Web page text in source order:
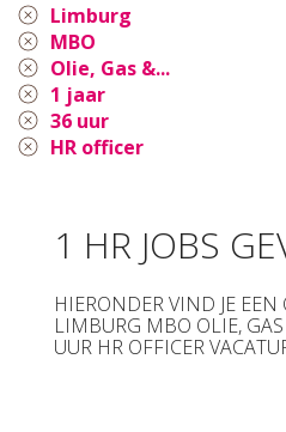
Limburg
MBO
Olie, Gas &...
1 jaar
36 uur
HR officer
1 HR JOBS
HIERONDER VIND JE
LIMBURG MBO OLIE,
UUR HR OFFICER